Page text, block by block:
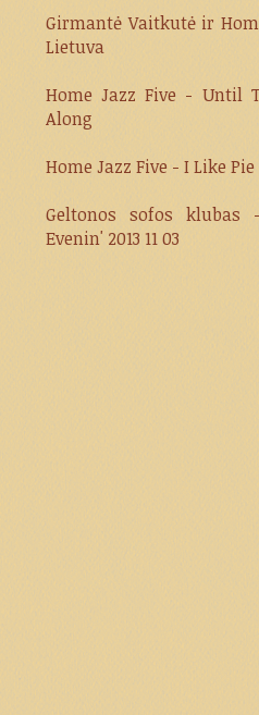
Girmantė Vaitkutė ir
Lietuva
Home Jazz Five - Until
Along
Home Jazz Five - I Like Pie
Geltonos sofos
Evenin' 2013 11 03